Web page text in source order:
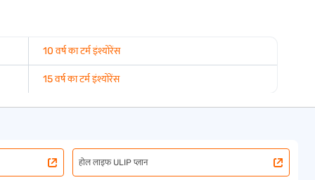
10 वर्ष का टर्म इंश्योरेंस
15 वर्ष का टर्म इंश्योरेंस
होल लाइफ ULIP प्लान